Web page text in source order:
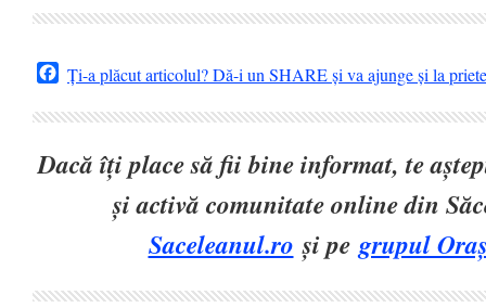
Facebook
Ți-a plăcut articolul? Dă-i un SHARE și va ajunge și la
Dacă îți place să fii bine informat, te
și activă comunitate online din
Saceleanul.ro și pegrupul